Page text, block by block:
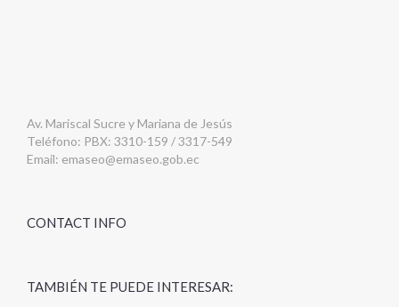
Av. Mariscal Sucre y Mariana de Jesús
Teléfono: PBX: 3310-159 / 3317-549
Email: emaseo@emaseo.gob.ec
CONTACT INFO
TAMBIÉN TE PUEDE INTERESAR: